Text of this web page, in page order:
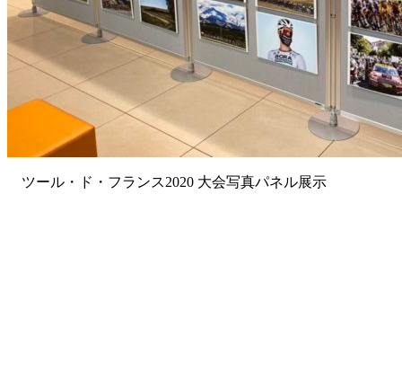
ツール・ド・フランス2020 大会写真パネル展示